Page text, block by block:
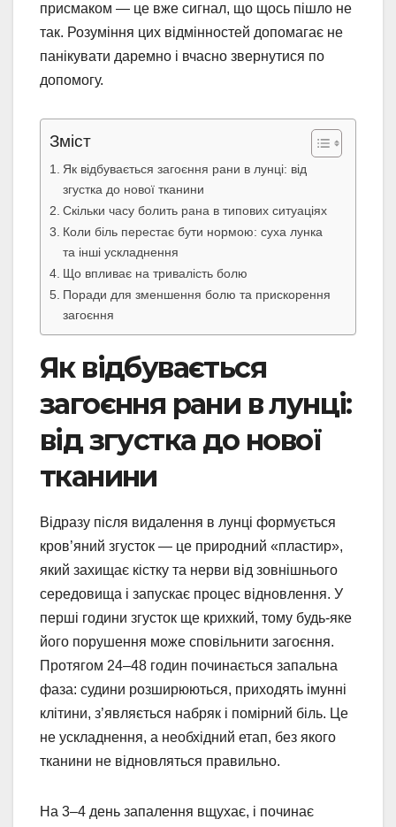
присмаком — це вже сигнал, що щось пішло не
так. Розуміння цих відмінностей допомагає не
панікувати даремно і вчасно звернутися по
допомогу.
Зміст
Як відбувається загоєння рани в лунці: від
згустка до нової тканини
Скільки часу болить рана в типових ситуаціях
Коли біль перестає бути нормою: суха лунка
та інші ускладнення
Що впливає на тривалість болю
Поради для зменшення болю та прискорення
загоєння
Як відбувається
загоєння рани в лунці:
від згустка до нової
тканини
Відразу після видалення в лунці формується
кров’яний згусток — це природний «пластир»,
який захищає кістку та нерви від зовнішнього
середовища і запускає процес відновлення. У
перші години згусток ще крихкий, тому будь-яке
його порушення може сповільнити загоєння.
Протягом 24–48 годин починається запальна
фаза: судини розширюються, приходять імунні
клітини, з’являється набряк і помірний біль. Це
не ускладнення, а необхідний етап, без якого
тканини не відновляться правильно.
На 3–4 день запалення вщухає, і починає